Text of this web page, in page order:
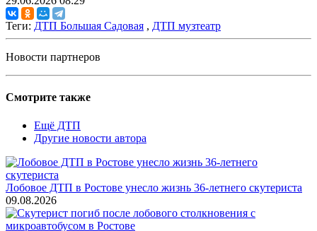
Теги: ДТП Большая Садовая , ДТП музтеатр
Новости партнеров
Смотрите также
Ещё ДТП
Другие новости автора
Лобовое ДТП в Ростове унесло жизнь 36-летнего скутериста
09.08.2026